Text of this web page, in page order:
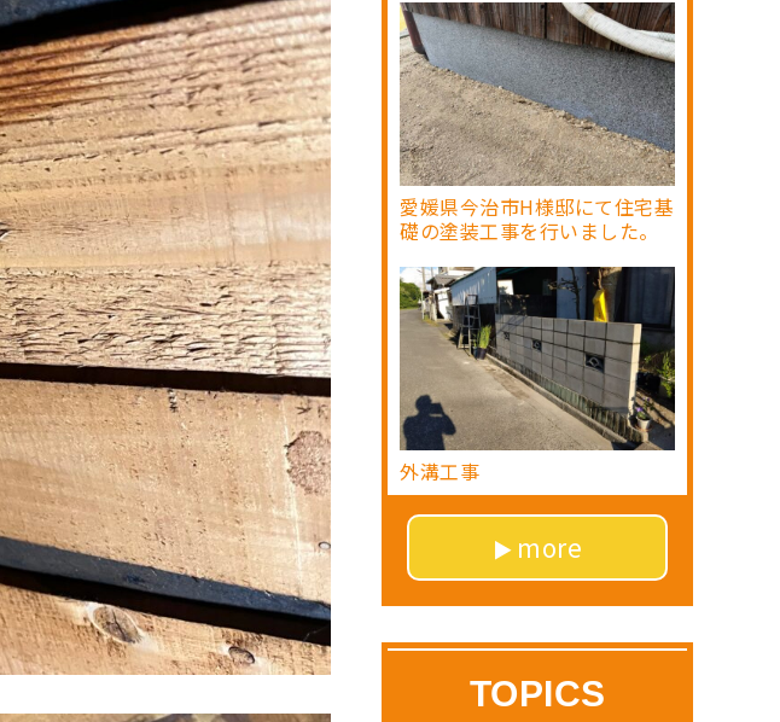
愛媛県今治市H様邸にて住宅基
礎の塗装工事を行いました。
外溝工事
more
TOPICS